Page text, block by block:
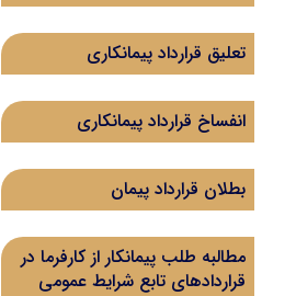
تعلیق قرارداد پیمانکاری
انفساخ قرارداد پیمانکاری
بطلان قرارداد پیمان
مطالبه طلب پیمانکار از کارفرما در
قراردادهای تابع شرایط عمومی